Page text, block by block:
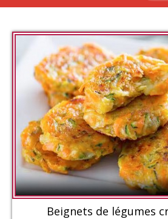
Beignets de légumes